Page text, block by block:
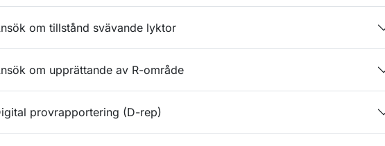
om tillstånd svävande lyktor
om upprättande av R-område
provrapportering (D-rep)